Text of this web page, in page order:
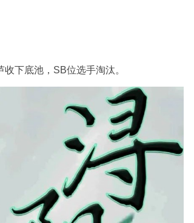
下底池，SB位选手淘汰。